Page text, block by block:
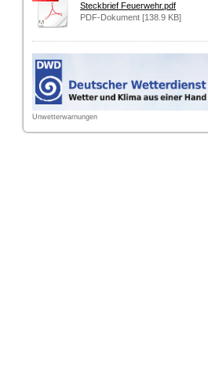
Steckbrief Feuerwehr.pdf
PDF-Dokument [138.9 KB]
Unwetterwarnungen